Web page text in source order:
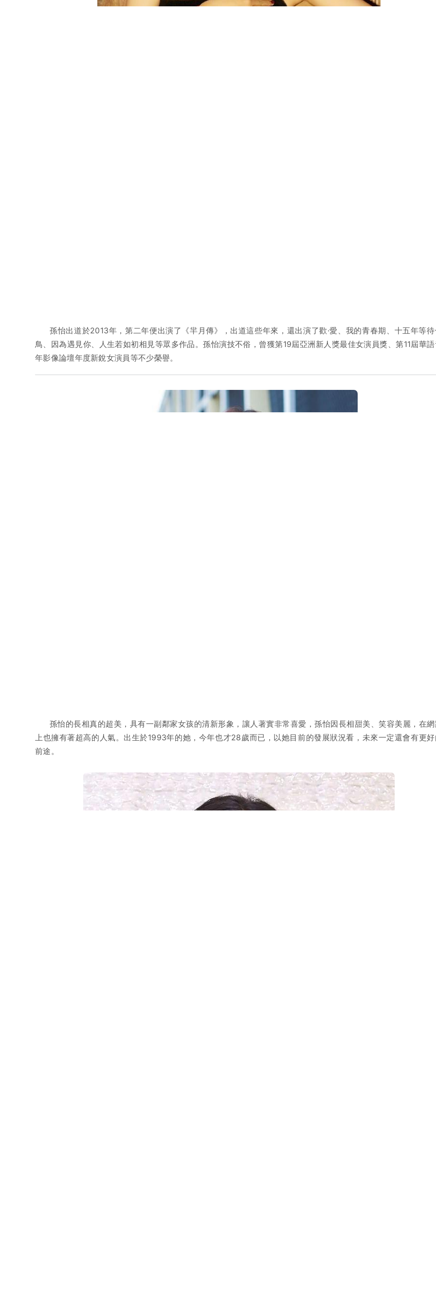
孫怡出道於2013年，第二年便出演了《羋月傳》，出道這些年來，還出演了歡·愛、我的青春期、十五年等
鳥、因為遇見你、人生若如初相見等眾多作品。孫怡演技不俗，曾獲第19屆亞洲新人獎最佳女演員獎、第11屆華
年影像論壇年度新銳女演員等不少榮譽。
孫怡的長相真的超美，具有一副鄰家女孩的清新形象，讓人著實非常喜愛，孫怡因長相甜美、笑容美麗，在
上也擁有著超高的人氣。出生於1993年的她，今年也才28歲而已，以她目前的發展狀況看，未來一定還會有更
前途。